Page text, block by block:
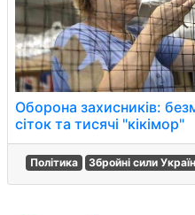
Оборона захисників:
сіток та тисячі "кікімор"
Політика Збройні сили